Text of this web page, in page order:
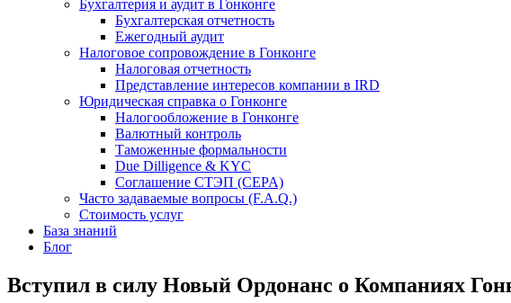
Бухгалтерия и аудит в Гонконге
Бухгалтерская отчетность
Ежегодный аудит
Налоговое сопровождение в Гонконге
Налоговая отчетность
Представление интересов компании в IRD
Юридическая справка о Гонконге
Налогообложение в Гонконге
Валютный контроль
Таможенные формальности
Due Dilligence & KYC
Соглашение СТЭП (CEPA)
Часто задаваемые вопросы (F.A.Q.)
Стоимость услуг
База знаний
Блог
Вступил в силу Новый Ордонанс о Компаниях